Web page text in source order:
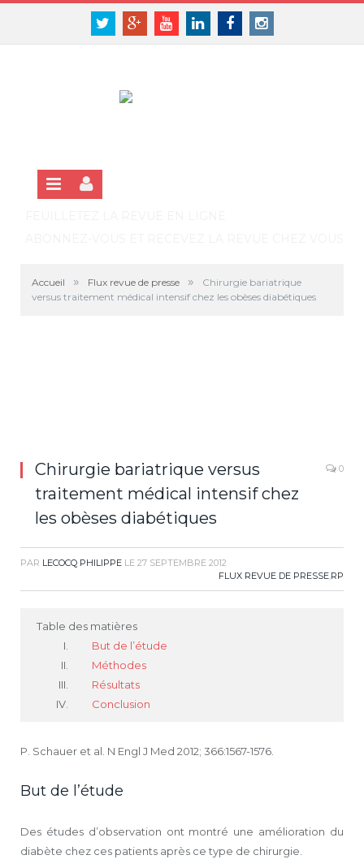
Panneau de gestion des cookies
TwitterGoogle+YoutubeLinkedinFacebookInstagram
SE CONNECTER
Accueil » Flux revue de presse »
Chirurgie bariatrique
versus traitement médical intensif chez les obèses diabétiques
Chirurgie bariatrique versus
traitement médical intensif chez
les obèses diabétiques
0
PAR LECOCQ PHILIPPE LE 27 SEPTEMBRE 2012
FLUX REVUE DE PRESSE,RP
Table des matières
But de l’étude
Méthodes
Résultats
Conclusion
P. Schauer et al. N Engl J Med 2012; 366:1567-1576.
But de l’étude
Des études d’observation ont montré une amélioration du
diabète chez ces patients après ce type de chirurgie.